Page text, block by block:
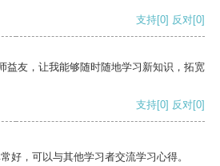
支持[0] 反对[0]
益友，让我能够随时随地学习新知识，拓宽
支持[0] 反对[0]
好，可以与其他学习者交流学习心得。